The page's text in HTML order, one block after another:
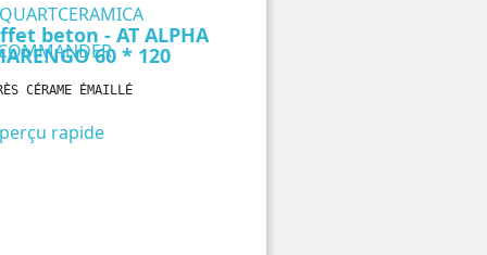
beton - AT ALPHA
60 * 120
CÉRAME ÉMAILLÉ
rapide